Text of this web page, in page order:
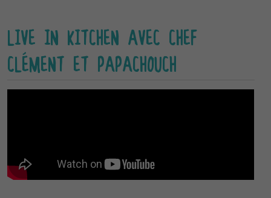
LIVE IN KITCHEN AVEC CHEF
CLÉMENT ET PAPACHOUCH